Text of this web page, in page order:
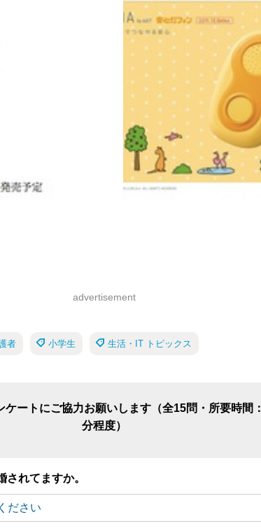
advertisement
者 小学生 生活・IT トピックス
ケートにご協力お願いします（全15問・所要時間
分程度）
されてますか。